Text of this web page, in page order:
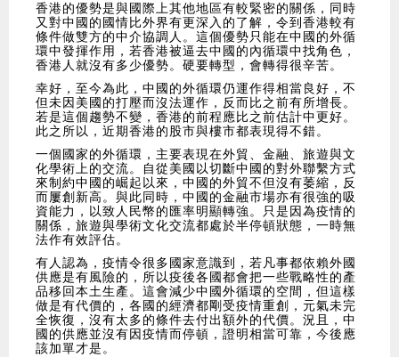
香港的優勢是與國際上其他地區有較緊密的關係，同時
又對中國的國情比外界有更深入的了解，令到香港較有
條件做雙方的中介協調人。這個優勢只能在中國的外循
環中發揮作用，若香港被逼去中國的內循環中找角色，
香港人就沒有多少優勢。硬要轉型，會轉得很辛苦。
幸好，至今為此，中國的外循環仍運作得相當良好，不
但未因美國的打壓而沒法運作，反而比之前有所增長。
若是這個趨勢不變，香港的前程應比之前估計中更好。
此之所以，近期香港的股市與樓市都表現得不錯。
一個國家的外循環，主要表現在外貿、金融、旅遊與文
化學術上的交流。自從美國以切斷中國的對外聯繫方式
來制約中國的崛起以來，中國的外貿不但沒有萎縮，反
而屢創新高。與此同時，中國的金融市場亦有很強的吸
資能力，以致人民幣的匯率明顯轉強。只是因為疫情的
關係，旅遊與學術文化交流都處於半停頓狀態，一時無
法作有效評估。
有人認為，疫情令很多國家意識到，若凡事都依賴外國
供應是有風險的，所以疫後各國都會把一些戰略性的產
品移回本土生產。這會減少中國外循環的空間，但這樣
做是有代價的，各國的經濟都剛受疫情重創，元氣未完
全恢復，沒有太多的條件去付出額外的代價。況且，中
國的供應並沒有因疫情而停頓，證明相當可靠，今後應
該加單才是。